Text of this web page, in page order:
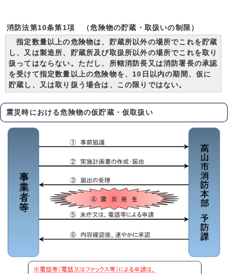
消防法第10条第1項 （危険物の貯蔵・取扱いの制限）
指定数量以上の危険物は、貯蔵所以外の場所でこれを貯蔵
し、又は製造所、貯蔵所及び取扱所以外の場所でこれを取り
扱ってはならない。 ただし、所轄消防長又は消防署長の承認
を受けて指定数量以上の危険物を、10日以内の期間、仮に
貯蔵し、又は取り扱う場合は、この限りではない。
震災時における危険物の仮貯蔵・仮取扱い